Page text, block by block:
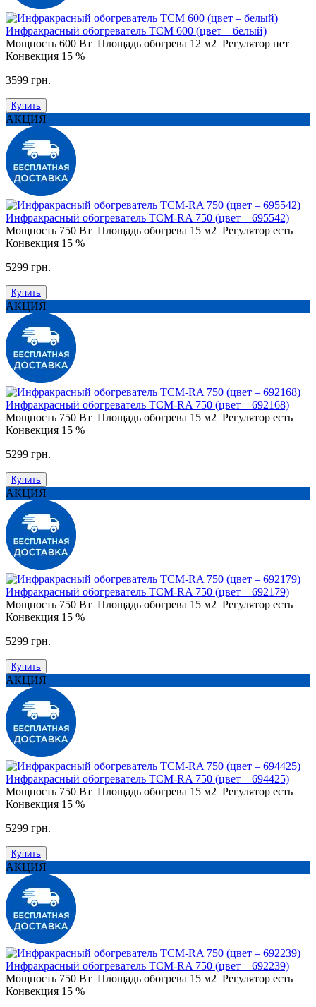
Инфракрасный обогреватель ТСМ 600 (цвет – белый)
Мощность 600 Вт Площадь обогрева 12 м2 Регулятор нет
Конвекция 15 %
3599 грн.
Купить
АКЦИЯ
Инфракрасный обогреватель ТСМ-RA 750 (цвет – 695542)
Мощность 750 Вт Площадь обогрева 15 м2 Регулятор есть
Конвекция 15 %
5299 грн.
Купить
АКЦИЯ
Инфракрасный обогреватель ТСМ-RA 750 (цвет – 692168)
Мощность 750 Вт Площадь обогрева 15 м2 Регулятор есть
Конвекция 15 %
5299 грн.
Купить
АКЦИЯ
Инфракрасный обогреватель ТСМ-RA 750 (цвет – 692179)
Мощность 750 Вт Площадь обогрева 15 м2 Регулятор есть
Конвекция 15 %
5299 грн.
Купить
АКЦИЯ
Инфракрасный обогреватель ТСМ-RA 750 (цвет – 694425)
Мощность 750 Вт Площадь обогрева 15 м2 Регулятор есть
Конвекция 15 %
5299 грн.
Купить
АКЦИЯ
Инфракрасный обогреватель ТСМ-RA 750 (цвет – 692239)
Мощность 750 Вт Площадь обогрева 15 м2 Регулятор есть
Конвекция 15 %